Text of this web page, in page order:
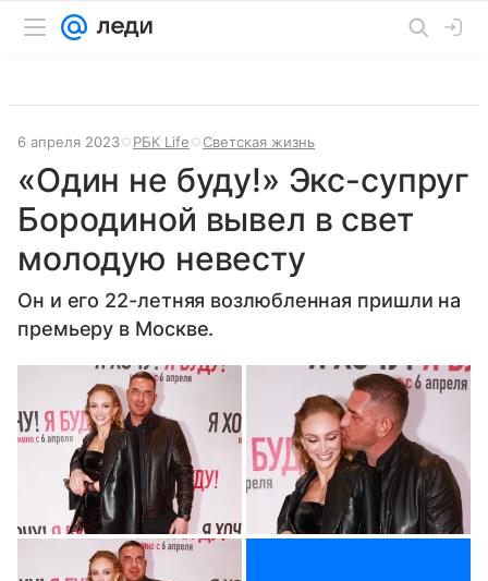
6 апреля 2023 РБК Life Светская жизнь
«Один не буду!» Экс-супруг
Бородиной вывел в свет
молодую невесту
Он и его 22-летняя возлюбленная пришли на
премьеру в Москве.